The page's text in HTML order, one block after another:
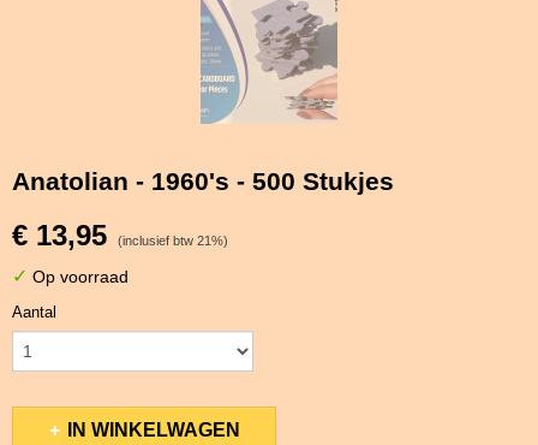
Anatolian - 1960's - 500 Stukjes
€ 13,95 (inclusief btw 21%)
✓ Op voorraad
Aantal
IN WINKELWAGEN